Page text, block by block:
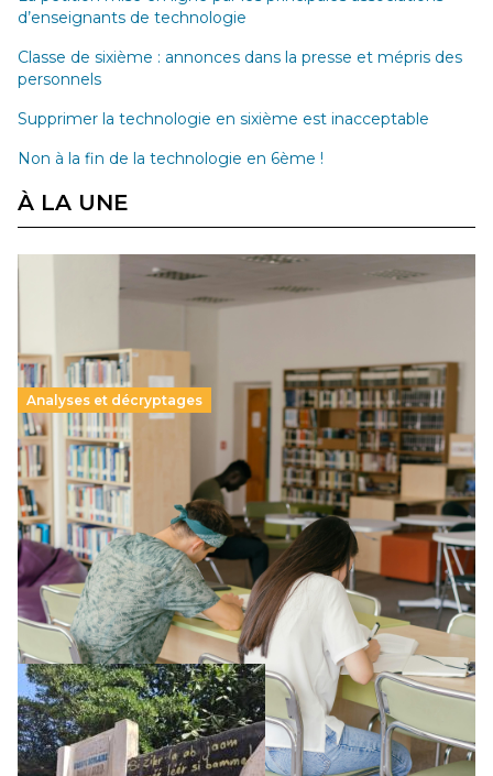
d’enseignants de technologie
Classe de sixième : annonces dans la presse et mépris des
personnels
Supprimer la technologie en sixième est inacceptable
Non à la fin de la technologie en 6ème !
À LA UNE
Analyses et décryptages
Supérieur privé : une dérive qui met à mal la
promesse républicaine
11 juillet 2026-
Le projet de loi sur la régulation de l’enseignement
supérieur privé met en lumière l’amplification d’un système
qui relègue l’acte pédagogique au superfétatoire, voire à…
Lire la suite →